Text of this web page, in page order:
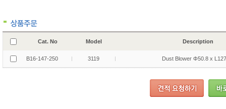
Cat. No Model Description
B16-147-250 3119 Dust Blower Φ50.8 x